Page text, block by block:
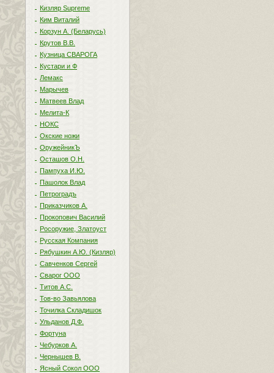
Кизляр Supreme
Ким Виталий
Корзун А. (Беларусь)
Крутов В.В.
Кузница СВАРОГА
Кустари и Ф
Лемакс
Марычев
Матвеев Влад
Мелита-К
НОКС
Окские ножи
ОружейникЪ
Осташов О.Н.
Пампуха И.Ю.
Пашолок Влад
Петроградъ
Приказчиков А.
Прокопович Василий
Росоружие, Златоуст
Русская Компания
Рябушкин А.Ю. (Кизляр)
Савченков Сергей
Сварог ООО
Титов А.С.
Тов-во Завьялова
Точилка Складишок
Ульданов Д.Ф.
Фортуна
Чебурков А.
Чернышев В.
Ясный Сокол ООО